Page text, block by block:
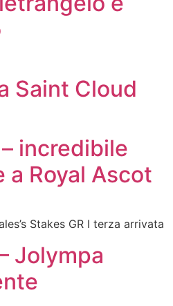
Saint Cloud
incredibile
Royal Ascot
Stakes GR I terza arrivata
Jolympa